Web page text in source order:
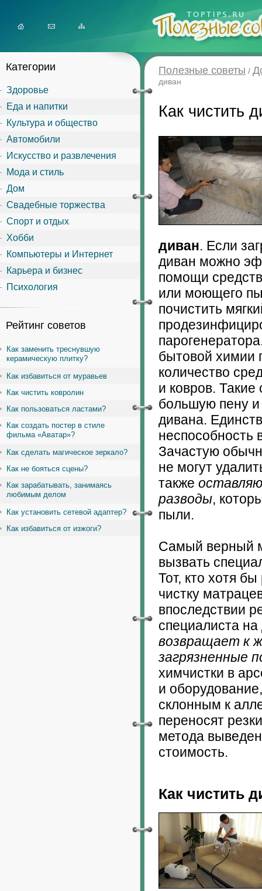
Категории
Здоровье
Еда и напитки
Культура и общество
Автомобили
Искусство и развлечения
Мода и стиль
Дом
Свадебные торжества
Спорт и отдых
Хобби
Компьютеры и Интернет
Карьера и бизнес
Психология
Рейтинг советов
Как заменить треснувшую
керамическую плитку?
Как избавиться от муравьев
Как чистить ковролин
Как пользоваться ластами?
Как создать постер в стиле
фильма «Аватар»?
Как сделать магическое зеркало?
Как не бояться сцены?
Как зарабатывать, занимаясь
любимым делом
Как установить сетевой адаптер?
Как избавиться от изжоги?
Полезные советы /
диван
Как чистить
диван. Если
диван можно
помощи
или моющего
почистить
бытовой химии
количество
и ковров.
большую пену и
дивана.
неспособность
Зачастую
не могут
также
разводы,
пыли.
Самый верный
вызвать
Тот, кто хотя
чистку
впоследствии
специалиста
возвращает к
загрязненные
химчистки в
и
склонным к
переносят
метода
стоимость.
Как чистить